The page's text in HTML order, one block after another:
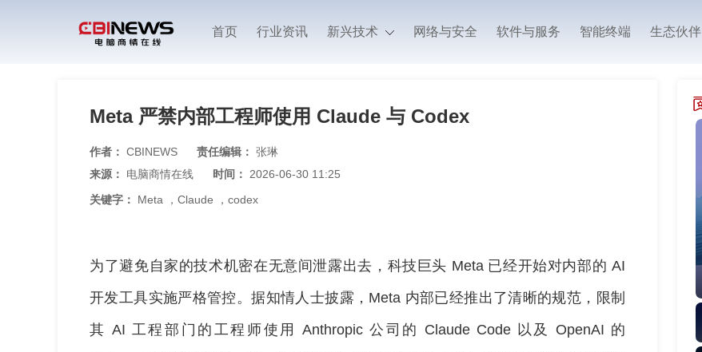
首页 行业资讯 新兴技术 网络与安全 软件与服务 智能终端 生态伙伴
Meta 严禁内部工程师使用 Claude 与 Codex
作者： CBINEWS 责任编辑： 张琳
来源： 电脑商情在线 时间： 2026-06-30 11:25
关键字： Meta ， Claude ， codex
为了避免自家的技术机密在无意间泄露出去，科技巨头 Meta 已经开始对内部的 AI
开发工具实施严格管控。据知情人士披露，Meta 内部已经推出了清晰的规范，限制
其 AI 工程部门的工程师使用 Anthropic 公司的 Claude Code 以及 OpenAI 的